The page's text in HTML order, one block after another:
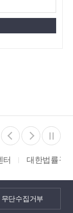
쌀 밭 조건분
단수집거부